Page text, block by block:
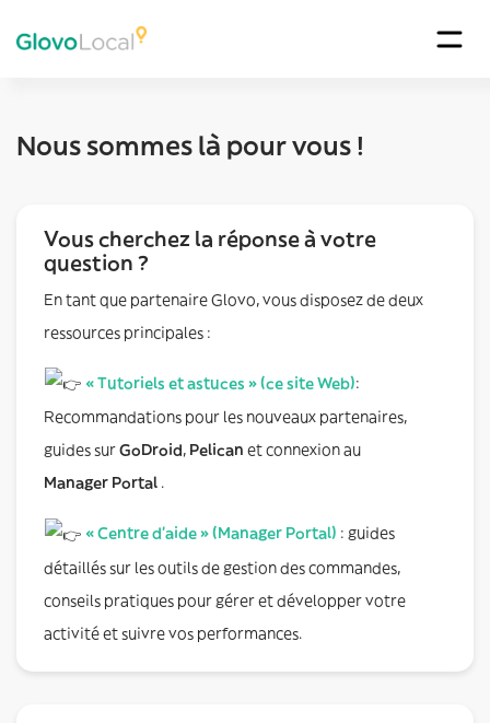
Nous sommes là pour vous !
Vous cherchez la réponse à votre
question ?
En tant que partenaire Glovo, vous disposez de deux
ressources principales :
« Tutoriels et astuces » (ce site Web):
Recommandations pour les nouveaux partenaires,
guides surGoDroid, Pelican et connexion au
Manager Portal .
« Centre d’aide » (Manager Portal) : guides
détaillés sur les outils de gestion des commandes,
conseils pratiques pour gérer et développer votre
activité et suivre vos performances.